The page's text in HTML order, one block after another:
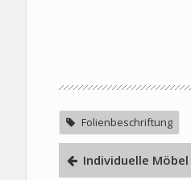
Folienbeschriftung
Individuelle